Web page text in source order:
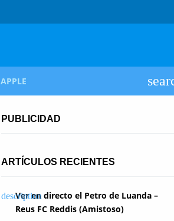
APPLE
PUBLICIDAD
ARTÍCULOS RECIENTES
Ver en directo el Petro de Luanda –
Reus FC Reddis (Amistoso)